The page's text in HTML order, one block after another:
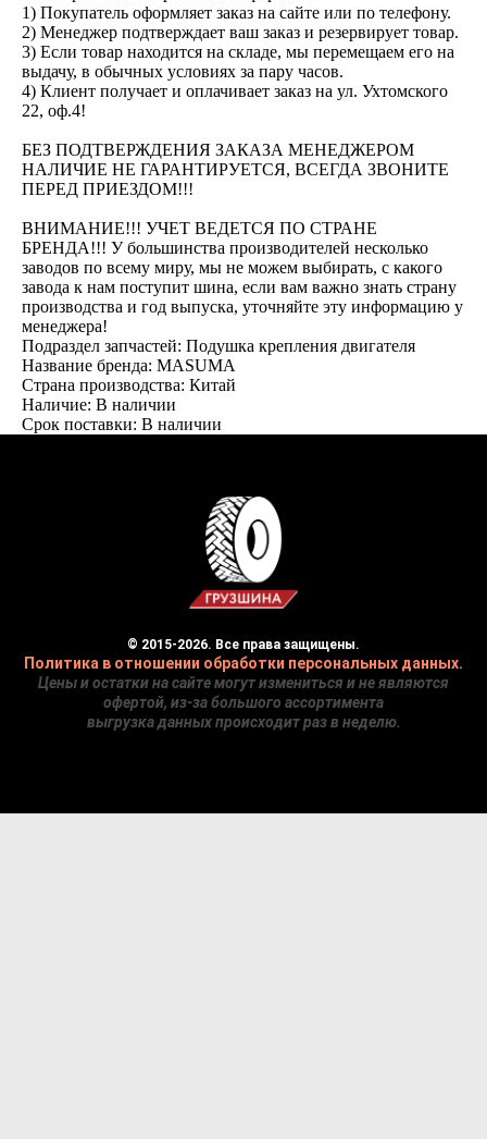
1) Покупатель оформляет заказ на сайте или по телефону.
2) Менеджер подтверждает ваш заказ и резервирует товар.
3) Если товар находится на складе, мы перемещаем его на
выдачу, в обычных условиях за пару часов.
4) Клиент получает и оплачивает заказ на ул. Ухтомского
22, оф.4!
БЕЗ ПОДТВЕРЖДЕНИЯ ЗАКАЗА МЕНЕДЖЕРОМ
НАЛИЧИЕ НЕ ГАРАНТИРУЕТСЯ, ВСЕГДА ЗВОНИТЕ
ПЕРЕД ПРИЕЗДОМ!!!
ВНИМАНИЕ!!! УЧЕТ ВЕДЕТСЯ ПО СТРАНЕ
БРЕНДА!!! У большинства производителей несколько
заводов по всему миру, мы не можем выбирать, с какого
завода к нам поступит шина, если вам важно знать страну
производства и год выпуска, уточняйте эту информацию у
менеджера!
Подраздел запчастей: Подушка крепления двигателя
Название бренда: MASUMA
Страна производства: Китай
Наличие: В наличии
Срок поставки: В наличии
© 2015-2026. Все права защищены.
Политика в отношении обработки персональных данных.
Цены и остатки на сайте могут измениться и не являются
офертой, из-за большого ассортимента
выгрузка данных происходит раз в неделю.